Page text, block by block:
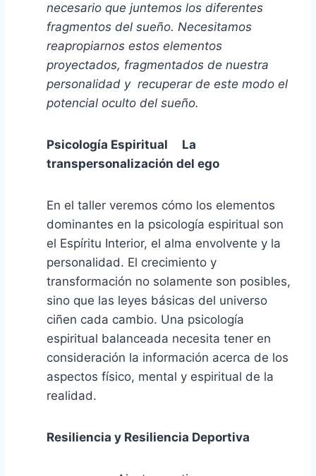
necesario que juntemos los diferentes
fragmentos del sueño. Necesitamos
reapropiarnos estos elementos
proyectados, fragmentados de nuestra
personalidad y recuperar de este modo el
potencial oculto del sueño.
Psicología Espiritual La
transpersonalización del ego
En el taller veremos cómo los elementos
dominantes en la psicología espiritual son
el Espíritu Interior, el alma envolvente y la
personalidad. El crecimiento y
transformación no solamente son posibles,
sino que las leyes básicas del universo
ciñen cada cambio. Una psicología
espiritual balanceada necesita tener en
consideración la información acerca de los
aspectos físico, mental y espiritual de la
realidad.
Resiliencia y Resiliencia Deportiva